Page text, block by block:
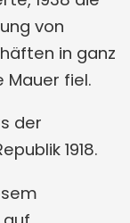
von
in ganz
Mauer fiel.
der
1918.